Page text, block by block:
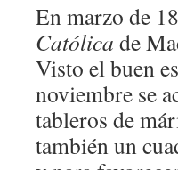
En marzo de
Católica de
Visto el buen
noviembre se
tableros de
también un